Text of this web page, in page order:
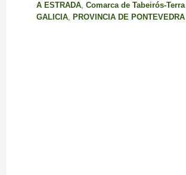
A ESTRADA, Comarca de Tabeirós-
GALICIA, PROVINCIA DE PONTEVEDRA